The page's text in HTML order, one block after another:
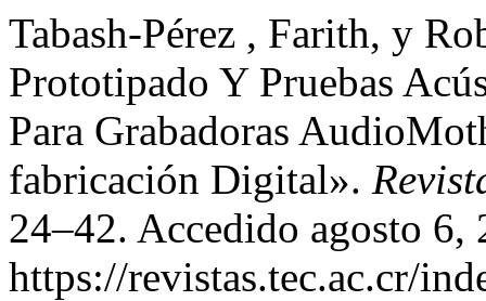
Tabash-Pérez , Farith, y
Prototipado Y Pruebas
Para Grabadoras
fabricación Digital».
24–42. Accedido agosto 6,
https://revistas.tec.ac.cr/